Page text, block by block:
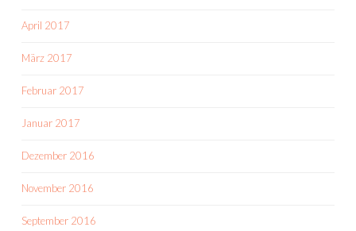
April 2017
März 2017
Februar 2017
Januar 2017
Dezember 2016
November 2016
September 2016